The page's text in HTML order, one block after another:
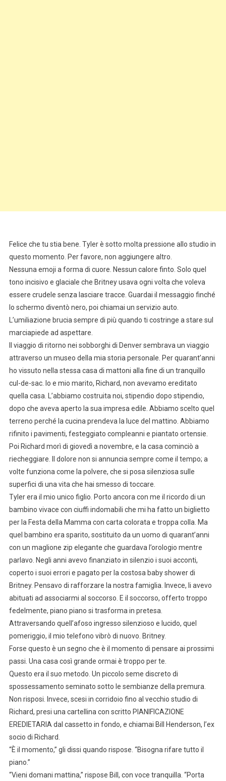
Felice che tu stia bene. Tyler è sotto molta pressione allo studio in
questo momento. Per favore, non aggiungere altro.
Nessuna emoji a forma di cuore. Nessun calore finto. Solo quel
tono incisivo e glaciale che Britney usava ogni volta che voleva
essere crudele senza lasciare tracce. Guardai il messaggio finché
lo schermo diventò nero, poi chiamai un servizio auto.
L’umiliazione brucia sempre di più quando ti costringe a stare sul
marciapiede ad aspettare.
Il viaggio di ritorno nei sobborghi di Denver sembrava un viaggio
attraverso un museo della mia storia personale. Per quarant’anni
ho vissuto nella stessa casa di mattoni alla fine di un tranquillo
cul-de-sac. Io e mio marito, Richard, non avevamo ereditato
quella casa. L’abbiamo costruita noi, stipendio dopo stipendio,
dopo che aveva aperto la sua impresa edile. Abbiamo scelto quel
terreno perché la cucina prendeva la luce del mattino. Abbiamo
rifinito i pavimenti, festeggiato compleanni e piantato ortensie.
Poi Richard morì di giovedì a novembre, e la casa cominciò a
riecheggiare. Il dolore non si annuncia sempre come il tempo; a
volte funziona come la polvere, che si posa silenziosa sulle
superfici di una vita che hai smesso di toccare.
Tyler era il mio unico figlio. Porto ancora con me il ricordo di un
bambino vivace con ciuffi indomabili che mi ha fatto un biglietto
per la Festa della Mamma con carta colorata e troppa colla. Ma
quel bambino era sparito, sostituito da un uomo di quarant’anni
con un maglione zip elegante che guardava l’orologio mentre
parlavo. Negli anni avevo finanziato in silenzio i suoi acconti,
coperto i suoi errori e pagato per la costosa baby shower di
Britney. Pensavo di rafforzare la nostra famiglia. Invece, li avevo
abituati ad associarmi al soccorso. E il soccorso, offerto troppo
fedelmente, piano piano si trasforma in pretesa.
Attraversando quell’afoso ingresso silenzioso e lucido, quel
pomeriggio, il mio telefono vibrò di nuovo. Britney.
Forse questo è un segno che è il momento di pensare ai prossimi
passi. Una casa così grande ormai è troppo per te.
Questo era il suo metodo. Un piccolo seme discreto di
spossessamento seminato sotto le sembianze della premura.
Non risposi. Invece, scesi in corridoio fino al vecchio studio di
Richard, presi una cartellina con scritto PIANIFICAZIONE
EREDIETARIA dal cassetto in fondo, e chiamai Bill Henderson, l’ex
socio di Richard.
“È il momento,” gli dissi quando rispose. “Bisogna rifare tutto il
piano.”
“Vieni domani mattina,” rispose Bill, con voce tranquilla. “Porta